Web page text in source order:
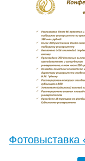
Фотовыставка